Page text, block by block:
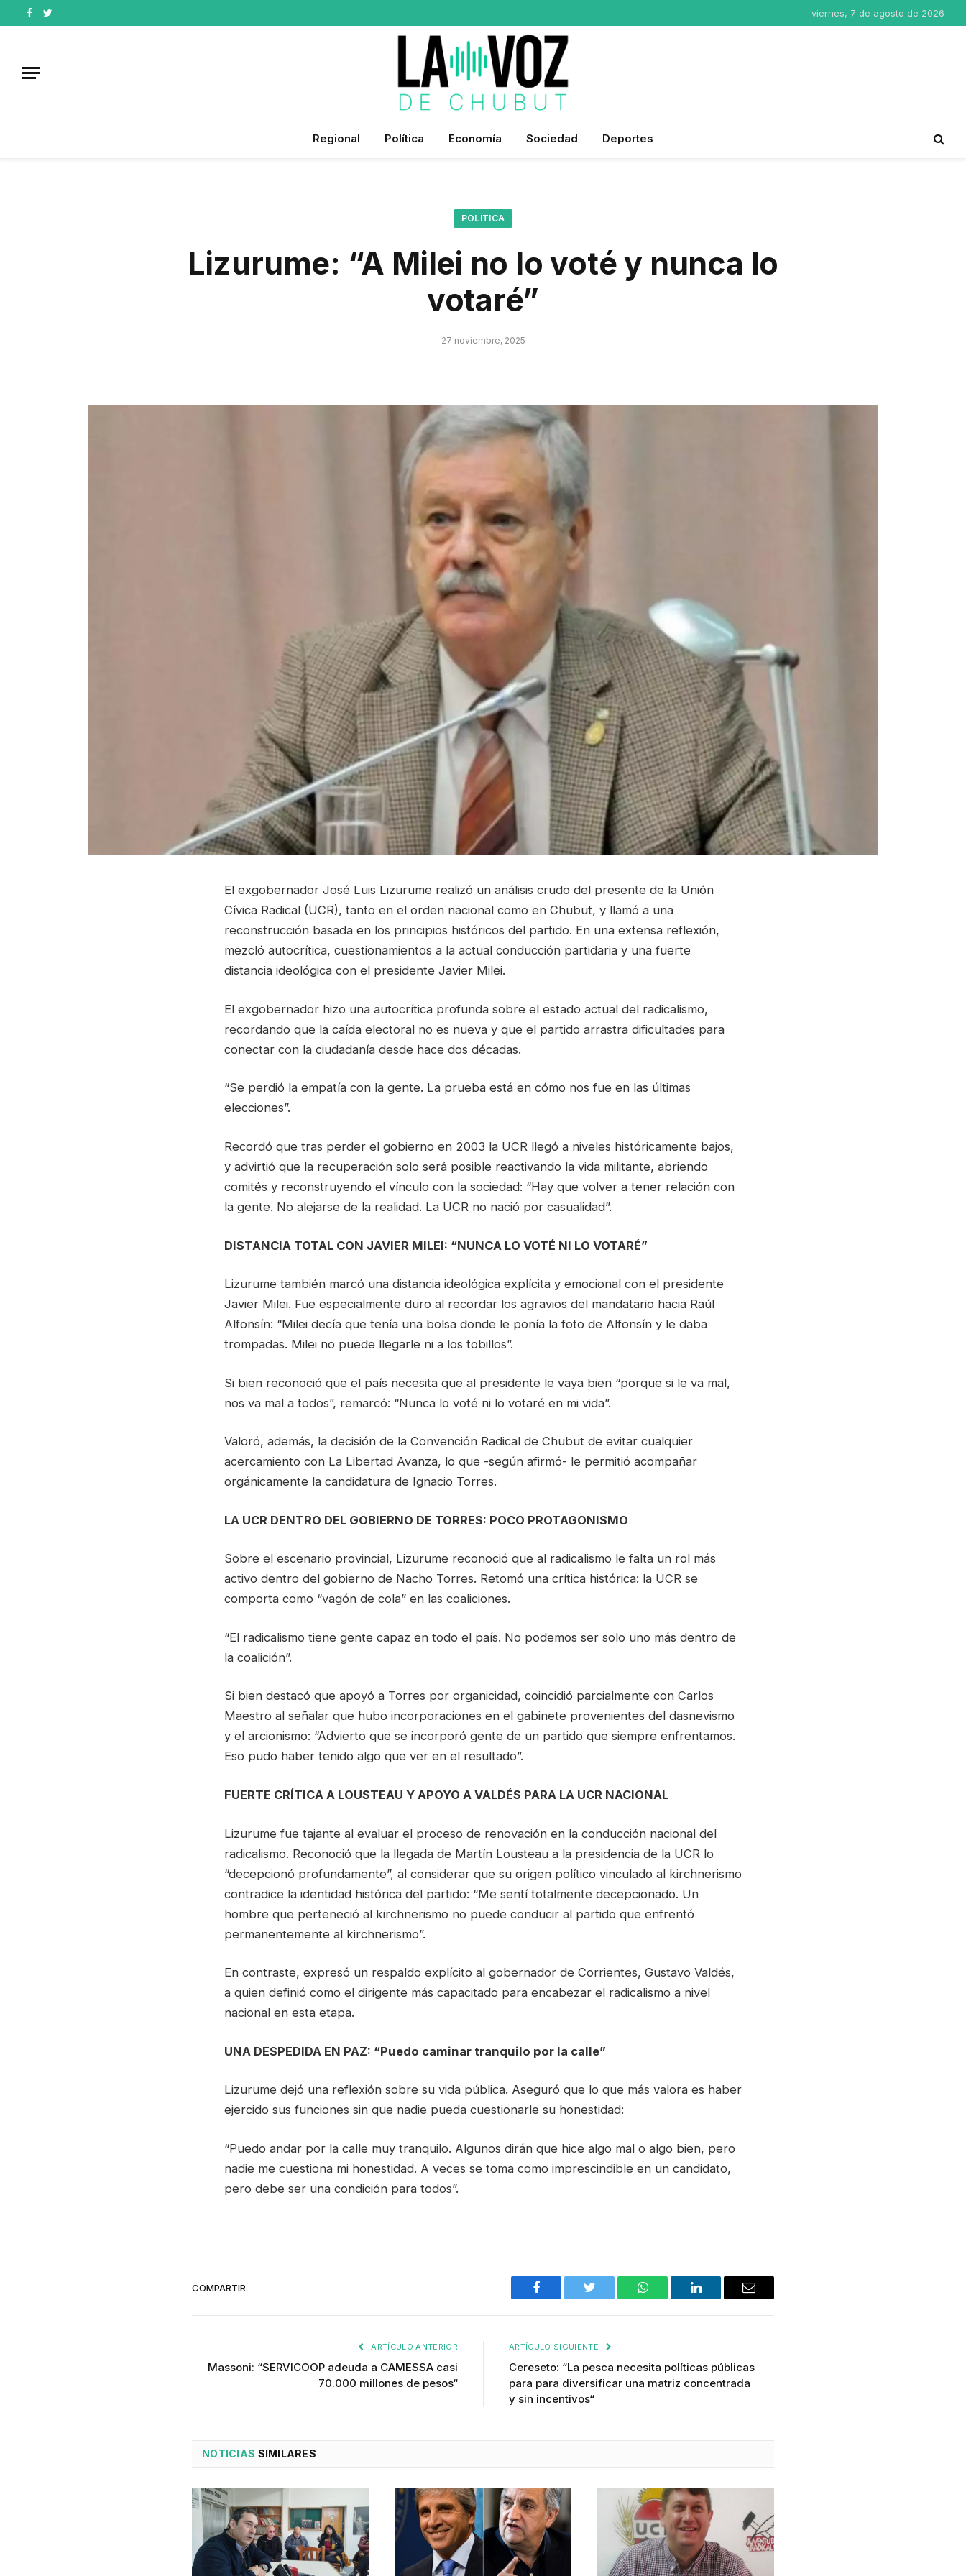
Facebook
Twitter
viernes, 7 de agosto de 2026
Regional Política Economía Sociedad Deportes
POLÍTICA
Lizurume: “A Milei no lo voté y nunca lo
votaré”
27 noviembre, 2025
El exgobernador José Luis Lizurume realizó un análisis crudo del presente de la Unión
Cívica Radical (UCR), tanto en el orden nacional como en Chubut, y llamó a una
reconstrucción basada en los principios históricos del partido. En una extensa reflexión,
mezcló autocrítica, cuestionamientos a la actual conducción partidaria y una fuerte
distancia ideológica con el presidente Javier Milei.
El exgobernador hizo una autocrítica profunda sobre el estado actual del radicalismo,
recordando que la caída electoral no es nueva y que el partido arrastra dificultades para
conectar con la ciudadanía desde hace dos décadas.
“Se perdió la empatía con la gente. La prueba está en cómo nos fue en las últimas
elecciones”.
Recordó que tras perder el gobierno en 2003 la UCR llegó a niveles históricamente bajos,
y advirtió que la recuperación solo será posible reactivando la vida militante, abriendo
comités y reconstruyendo el vínculo con la sociedad: “Hay que volver a tener relación con
la gente. No alejarse de la realidad. La UCR no nació por casualidad”.
DISTANCIA TOTAL CON JAVIER MILEI: “NUNCA LO VOTÉ NI LO VOTARÉ”
Lizurume también marcó una distancia ideológica explícita y emocional con el presidente
Javier Milei. Fue especialmente duro al recordar los agravios del mandatario hacia Raúl
Alfonsín: “Milei decía que tenía una bolsa donde le ponía la foto de Alfonsín y le daba
trompadas. Milei no puede llegarle ni a los tobillos”.
Si bien reconoció que el país necesita que al presidente le vaya bien “porque si le va mal,
nos va mal a todos”, remarcó: “Nunca lo voté ni lo votaré en mi vida”.
Valoró, además, la decisión de la Convención Radical de Chubut de evitar cualquier
acercamiento con La Libertad Avanza, lo que -según afirmó- le permitió acompañar
orgánicamente la candidatura de Ignacio Torres.
LA UCR DENTRO DEL GOBIERNO DE TORRES: POCO PROTAGONISMO
Sobre el escenario provincial, Lizurume reconoció que al radicalismo le falta un rol más
activo dentro del gobierno de Nacho Torres. Retomó una crítica histórica: la UCR se
comporta como “vagón de cola” en las coaliciones.
“El radicalismo tiene gente capaz en todo el país. No podemos ser solo uno más dentro de
la coalición”.
Si bien destacó que apoyó a Torres por organicidad, coincidió parcialmente con Carlos
Maestro al señalar que hubo incorporaciones en el gabinete provenientes del dasnevismo
y el arcionismo: “Advierto que se incorporó gente de un partido que siempre enfrentamos.
Eso pudo haber tenido algo que ver en el resultado”.
FUERTE CRÍTICA A LOUSTEAU Y APOYO A VALDÉS PARA LA UCR NACIONAL
Lizurume fue tajante al evaluar el proceso de renovación en la conducción nacional del
radicalismo. Reconoció que la llegada de Martín Lousteau a la presidencia de la UCR lo
“decepcionó profundamente”, al considerar que su origen político vinculado al kirchnerismo
contradice la identidad histórica del partido: “Me sentí totalmente decepcionado. Un
hombre que perteneció al kirchnerismo no puede conducir al partido que enfrentó
permanentemente al kirchnerismo”.
En contraste, expresó un respaldo explícito al gobernador de Corrientes, Gustavo Valdés,
a quien definió como el dirigente más capacitado para encabezar el radicalismo a nivel
nacional en esta etapa.
UNA DESPEDIDA EN PAZ: “Puedo caminar tranquilo por la calle”
Lizurume dejó una reflexión sobre su vida pública. Aseguró que lo que más valora es haber
ejercido sus funciones sin que nadie pueda cuestionarle su honestidad:
“Puedo andar por la calle muy tranquilo. Algunos dirán que hice algo mal o algo bien, pero
nadie me cuestiona mi honestidad. A veces se toma como imprescindible en un candidato,
pero debe ser una condición para todos”.
COMPARTIR.
Facebook Twitter WhatsAppLinkedIn Email
ARTÍCULO ANTERIOR
Massoni: “SERVICOOP adeuda a CAMESSA casi
70.000 millones de pesos“
ARTÍCULO SIGUIENTE
Cereseto: “La pesca necesita políticas públicas
para para diversificar una matriz concentrada
y sin incentivos“
NOTICIAS SIMILARES